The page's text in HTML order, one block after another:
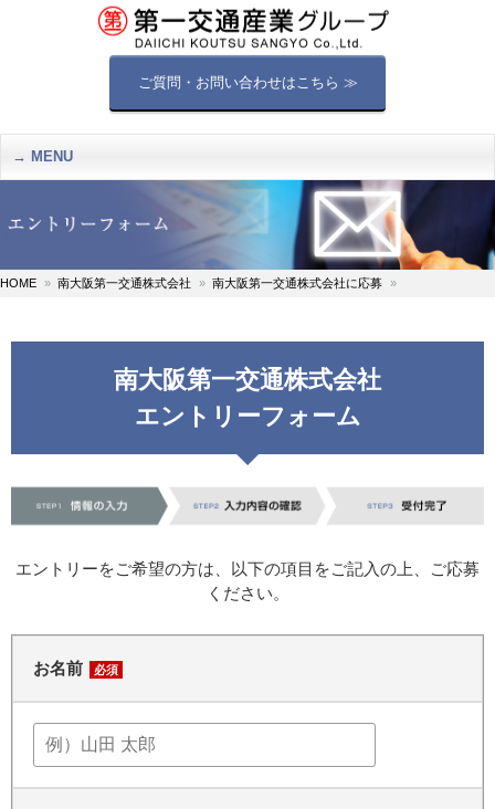
ご質問・お問い合わせはこちら ≫
MENU
HOME 南大阪第一交通株式会社 南大阪第一交通株式会社に応募
南大阪第一交通株式会社
エントリーフォーム
エントリーをご希望の方は、以下の項目をご記入の上、ご応募
ください。
お名前 必須